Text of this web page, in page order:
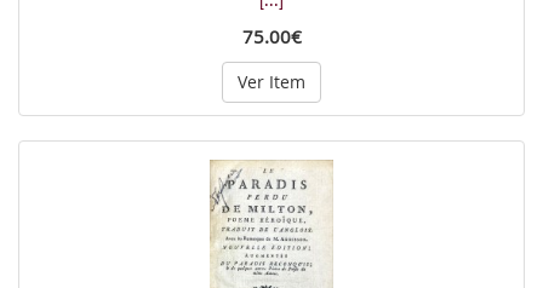
75.00€
Ver Item